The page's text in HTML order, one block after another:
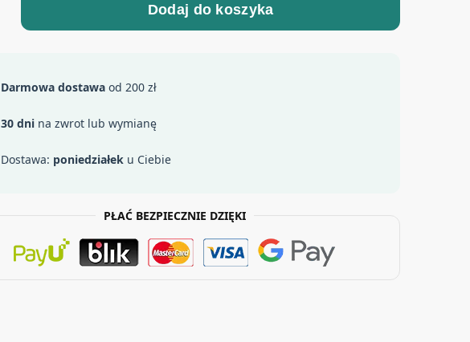
Dodaj do koszyka
Darmowa dostawa od 200 zł
30 dni na zwrot lub wymianę
Dostawa: poniedziałek u Ciebie
PŁAĆ BEZPIECZNIE DZIĘKI